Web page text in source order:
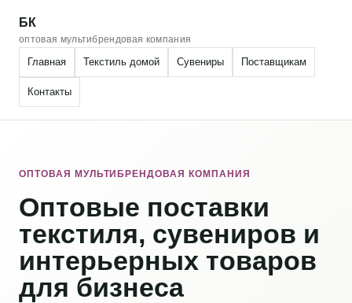
БК
оптовая мультибрендовая компания
Главная Текстиль домой Сувениры Поставщикам
Контакты
ОПТОВАЯ МУЛЬТИБРЕНДОВАЯ КОМПАНИЯ
Оптовые поставки
текстиля, сувениров и
интерьерных товаров
для бизнеса